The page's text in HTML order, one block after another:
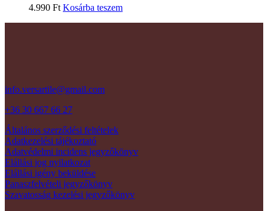
4.990 Ft Kosárba teszem
info.versartile@gmail.com
+36 30 667 66 27
Általános szerződési feltételek
Adatkezelési tájékoztató
Adatvédelmi incidens jegyzőkönyv
Elállási jog nyilatkozat
Elállási igény beküldése
Panaszfelvételi jegyzőkönyv
Szavatosság kezelési jegyzőkönyv